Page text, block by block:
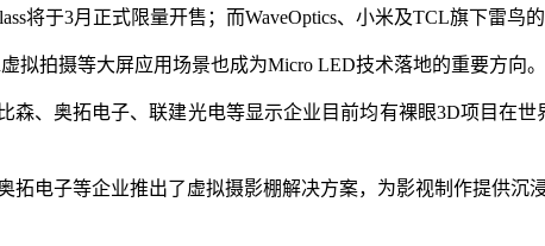
将于3月正式限量开售；而WaveOptics、小米及TCL旗下雷鸟
拍摄等大屏应用场景也成为Micro LED技术落地的重要方向。
、奥拓电子、联建光电等显示企业目前均有裸眼3D项目在
电子等企业推出了虚拟摄影棚解决方案，为影视制作提供沉